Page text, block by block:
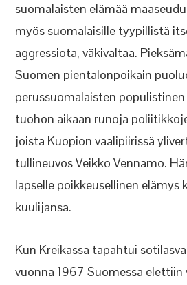
suomalaisten elämää
myös suomalaisille tyypillistä
aggressiota, väkivaltaa.
Suomen pientalonpoikain
perussuomalaisten
tuohon aikaan runoja
joista Kuopion vaalipiirissä
tullineuvos Veikko Vennamo.
lapselle poikkeusellinen elämys
kuulijansa.
Kun Kreikassa tapahtui
vuonna 1967 Suomessa elettiin